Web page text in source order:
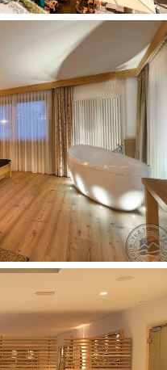
balkonas).
Visa, Mastercard
neįmanomas
(su batų džiovykla)
centre, nemokamai)
užklausimą